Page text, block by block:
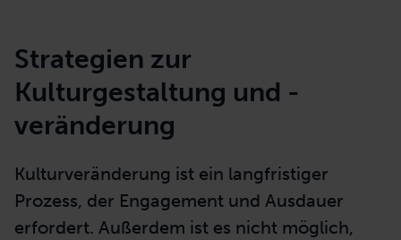
Strategien zur
Kulturgestaltung und -
veränderung
Kulturveränderung ist ein langfristiger
Prozess, der Engagement und Ausdauer
erfordert. Außerdem ist es nicht möglich,